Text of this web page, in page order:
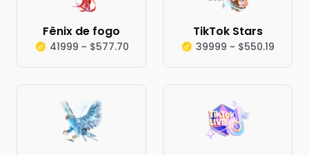
Fênix de fogo
41999 ~ $577.70
TikTok Stars
39999 ~ $550.19